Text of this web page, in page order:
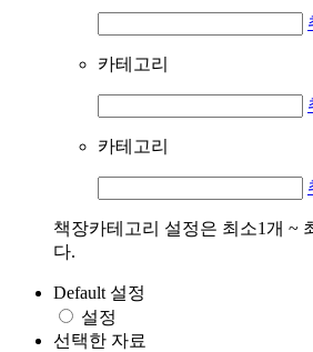
카테고리
카테고리
책장카테고리 설정은 최소1개 ~
다.
Default 설정
설정
선택한 자료